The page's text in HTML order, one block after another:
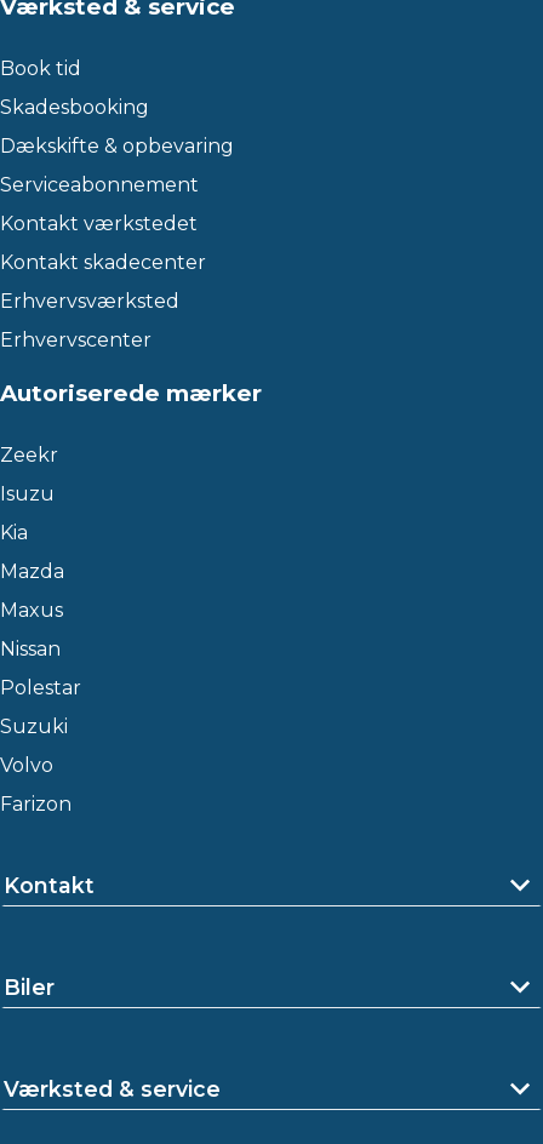
Værksted & service
Book tid
Skadesbooking
Dækskifte & opbevaring
Serviceabonnement
Kontakt værkstedet
Kontakt skadecenter
Erhvervsværksted
Erhvervscenter
Autoriserede mærker
Zeekr
Isuzu
Kia
Mazda
Maxus
Nissan
Polestar
Suzuki
Volvo
Farizon
Kontakt
Biler
Værksted & service